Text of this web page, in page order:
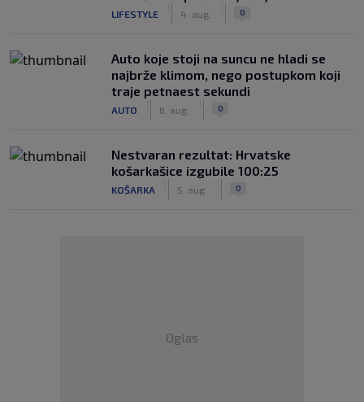
LIFESTYLE 4. aug. 0
Auto koje stoji na suncu ne hladi se
najbrže klimom, nego postupkom koji
traje petnaest sekundi
AUTO 6. aug. 0
Nestvaran rezultat: Hrvatske
košarkašice izgubile 100:25
KOŠARKA 5. aug. 0
Oglas